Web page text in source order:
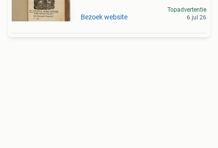
Bezoek website
Topadvertentie
6 jul 26